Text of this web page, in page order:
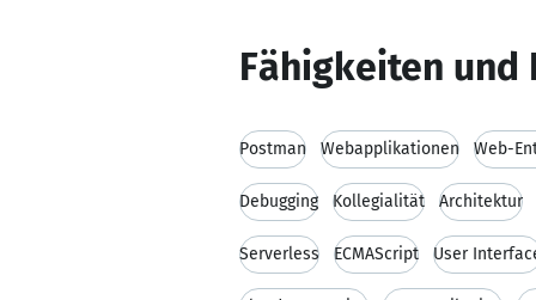
Fähigkeiten und
Postman Webapplikationen Web-
Debugging Kollegialität Architektur
Serverless ECMAScript User